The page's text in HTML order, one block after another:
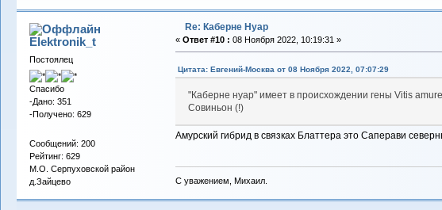
Elektronik_t
Постоялец
Спасибо
-Дано: 351
-Получено: 629
Сообщений: 200
Рейтинг: 629
М.О. Серпуховской район
д.Зайцево
Re: Каберне Нуар
« Ответ #10 : 08 Ноября 2022, 10:19:31 »
Цитата: Евгений-Москва от 08 Ноября 2022, 07:07:29
"Каберне нуар" имеет в происхождении гены Vitis
Совиньон (!)
Амурский гибрид в связках Блаттера это Саперави
С уважением, Михаил.